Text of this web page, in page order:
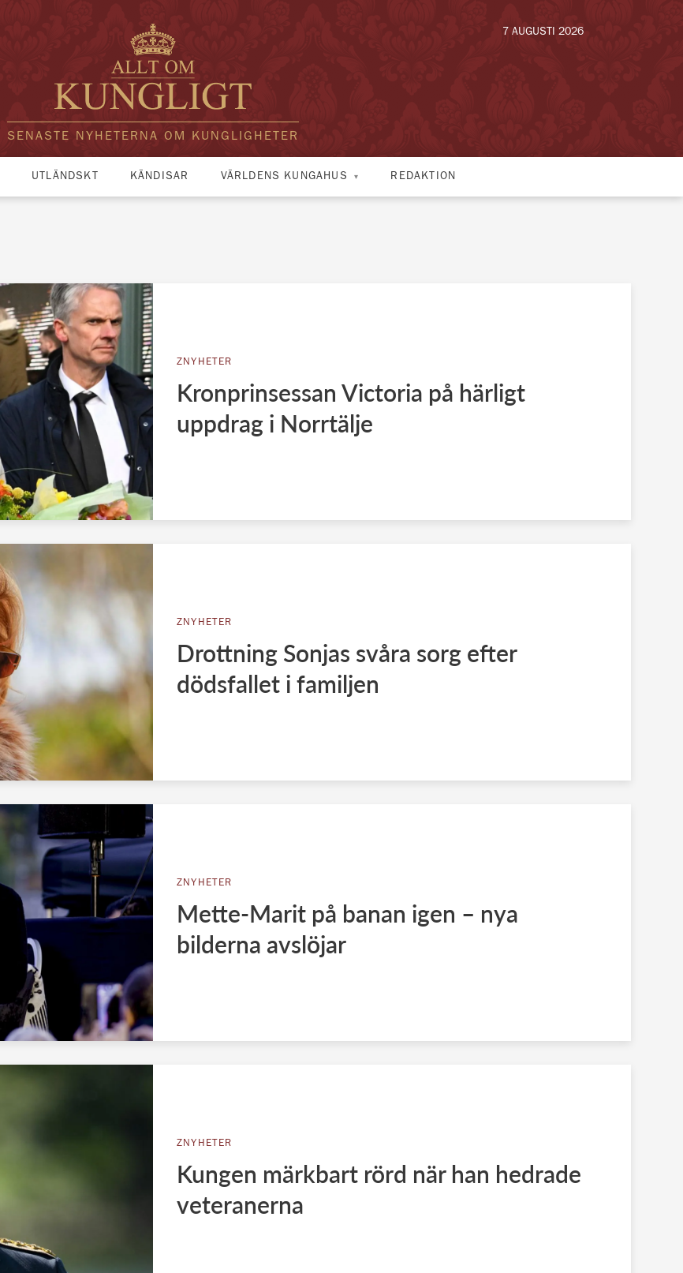
SENASTE NYHETERNA OM KUNGLIGHETER
7 AUGUSTI 2026
UTLÄNDSKT KÄNDISAR VÄRLDENS KUNGAHUS REDAKTION
ZNYHETER
Kronprinsessan Victoria på härligt
uppdrag i Norrtälje
ZNYHETER
Drottning Sonjas svåra sorg efter
dödsfallet i familjen
ZNYHETER
Mette-Marit på banan igen – nya
bilderna avslöjar
ZNYHETER
Kungen märkbart rörd när han hedrade
veteranerna